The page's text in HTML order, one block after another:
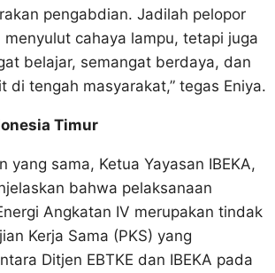
pengabdian. Jadilah pelopor
cahaya lampu, tetapi juga
belajar, semangat berdaya, dan
di tengah masyarakat,” tegas Eniya.
Timur
yang sama, Ketua Yayasan IBEKA,
bahwa pelaksanaan
Angkatan IV merupakan tindak
Kerja Sama (PKS) yang
Ditjen EBTKE dan IBEKA pada